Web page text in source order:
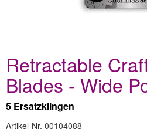
Retractable
Blades - Wide
5 Ersatzklingen
Artikel-Nr. 00104088